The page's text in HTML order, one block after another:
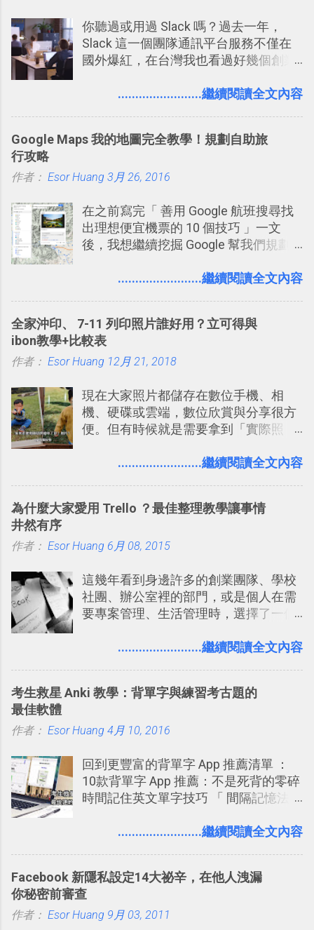
你聽過或用過 Slack 嗎？過去一年，
Slack 這一個團隊通訊平台服務不僅在
國外爆紅，在台灣我也看過好幾個創業
理，到底 Slack 有什麼魅力？它是不是
有機會在一個專案合作中使用了 Slack
點： 1. 「 很有趣 」： Slack 裡擁有跟
聊天打屁、傳送有趣影音圖文的功能。
2. 「 有效率 」：但是 Slack 的頻道、群
組機制讓茶水間的聊天，不會干擾工作
事可以從聊天中記錄重點。 3. 「 有彈性
的軟體則讓同事可以在任何地方和公司
保持聯繫。 如果你需要中文版的同類平
台，可以參考： JANDI 高效率團隊通訊
戶 。 2017/3 新增 ： Sortd for Slack：
改造 Slack 討論串介面變成專案任務排
程看板
........................繼續閱讀全文內容
Google Maps 我的地圖完全教學！規劃自助旅
行攻略
作者： Esor Huang 3月 26, 2016
在之前寫完「 善用 Google 航班搜尋找
出理想便宜機票的 10 個技巧 」一文
後，我想繼續挖掘 Google 幫我們規劃
入的來聊聊 Google 的「我的地圖」服
線，對商務需求來說可以打造出一張一
張資料地圖（例如我之前在製作一本新
書時建立的「 台灣推薦空拍地點地圖
規劃自助旅行路線！ Google 「我的地
圖」在規劃自助旅行路線時可以解決許
多問題： 國外地點名稱地址常常難懂，
稱。 在規劃路線之外，自訂地圖還能補
時帶來好心情，二方面事後就是最好的
享合作，讓彼此都能在手機上查看這次
........................繼續閱讀全文內容
全家沖印、 7-11 列印照片誰好用？立可得與
ibon教學+比較表
作者： Esor Huang 12月 21, 2018
現在大家照片都儲存在數位手機、相
機、硬碟或雲端，數位欣賞與分享很方
便。但有時候就是需要拿到「實際照
要製作家庭相框 用照片來當小禮物 把照
片？而且最好能不花時間、立即拿到、
（或是沒有好的印表機），又不想跑照
提供了印照片的服務 ，而且價格不貴，
可以立即拿到，操作流程也十分簡單。
之前我在電腦玩物分享過：「 不需買印
方便教學 」。這篇文章則從印照片出
........................繼續閱讀全文內容
為什麼大家愛用 Trello ？最佳整理教學讓事情
井然有序
作者： Esor Huang 6月 08, 2015
這幾年看到身邊許多的創業團隊、學校
社團、辦公室裡的部門，或是個人在需
要專案管理、生活管理時，選擇了一個
一個什麼樣的管理工具，讓這麼多人都
念」的管理教學文章： 把 Evernote 當
Google Drive 變身 Trello ！幫雲端硬碟
著 Trello ，卻還沒有在電腦玩物上寫過
一篇完整的介紹！雖然錯過了幾年前第
一時間推薦 Trello 的時機，但在這段時
澱自己的使用方法，歸納出「 為什麼值
學。 2015/6/13 新增： 免費專案管理軟
體推薦！困難計畫簡單管理 13 種工具
2016 年新增 ： 如何將 Trello 切換到繁
........................繼續閱讀全文內容
考生救星 Anki 教學：背單字與練習考古題的
最佳軟體
作者： Esor Huang 4月 10, 2016
回到更豐富的背單字 App 推薦清單 ：
10款背單字 App 推薦：不是死背的零碎
時間記住英文單字技巧 「 間隔記憶法
短期記憶變成長期記憶。 舉例來說我今
強；然後下次快要忘記可能變成相隔一
個禮拜，這時再次複習，就能把記憶強
化，讓記憶延長到可能半個月；那時候
........................繼續閱讀全文內容
Facebook 新隱私設定14大祕辛，在他人洩漏
你秘密前審查
作者： Esor Huang 9月 03, 2011